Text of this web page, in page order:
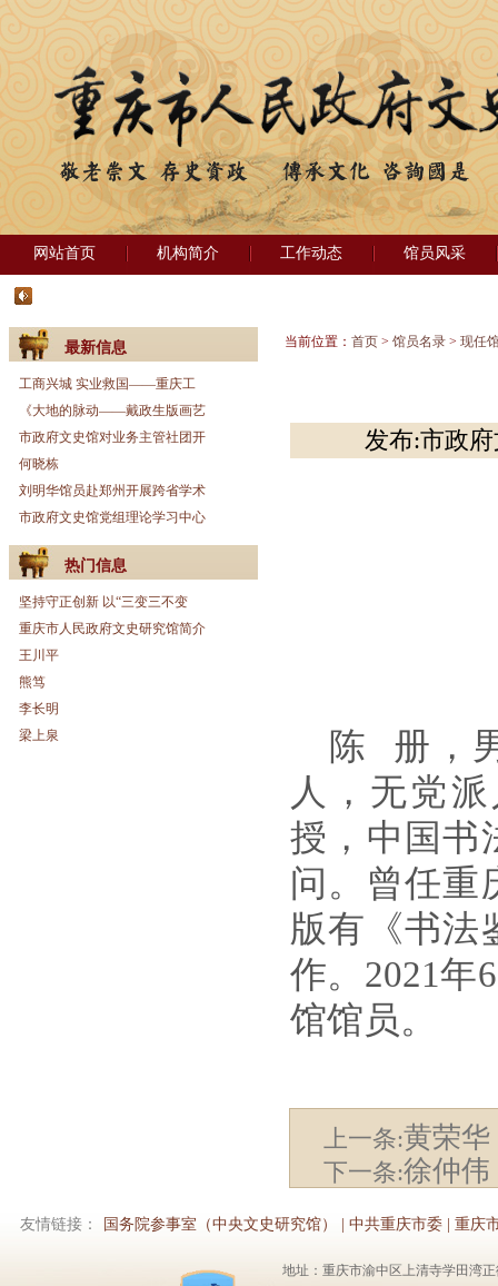
网站首页 机构简介 工作动态 馆员风采
最新信息
工商兴城 实业救国——重庆工
《大地的脉动——戴政生版画艺
市政府文史馆对业务主管社团开
何晓栋
刘明华馆员赴郑州开展跨省学术
市政府文史馆党组理论学习中心
热门信息
坚持守正创新 以“三变三不变
重庆市人民政府文史研究馆简介
王川平
熊笃
李长明
梁上泉
当前位置： 首页 > 馆员名录 > 现任
发布:市政
陈 册，
人，无党
授，中国书
问。曾任重
版有《书法
作。 2021年
馆馆员。
上一条:黄荣华
下一条:徐仲伟
友情链接： 国务院参事室（中央文史研究馆） 中共重庆市委 重庆
地址：重庆市渝中区上清寺学田湾